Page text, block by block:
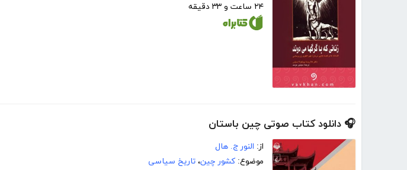
۲۴ ساعت و ۳۳ دقیقه
🎧 دانلود کتاب صوتی چین باستان
از: النور ج. هال
موضوع: کشور چین، تاریخ سیاسی